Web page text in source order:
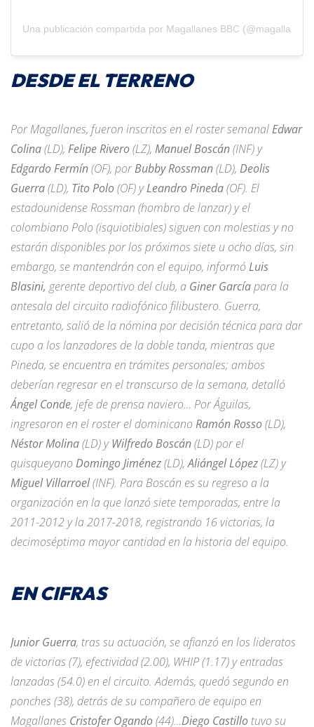
Una publicación compartida por Magallanes BBC
DESDE EL TERRENO
Por Magallanes, fueron inscritos en el roster semanalEdwar
Colina(LD), Felipe Rivero(LZ), Manuel Boscán(INF) y
Edgardo Fermín(OF), porBubby Rossman(LD), Deolis
Guerra(LD), Tito Polo(OF) yLeandro Pineda(OF). El
estadounidense Rossman (hombro de lanzar) y el
colombiano Polo (isquiotibiales) siguen con molestias y no
estarán disponibles por los próximos siete u ocho días, sin
embargo, se mantendrán con el equipo, informóLuis
Blasini,gerente deportivo del club, a Giner Garcíapara la
antesala del circuito radiofónico filibustero. Guerra,
entretanto, salió de la nómina por decisión técnica para dar
cupo a los lanzadores de la doble tanda, mientras que
Pineda, se encuentra en trámites personales; ambos
deberían regresar en el transcurso de la semana, detalló
Ángel Conde, jefe de prensa naviero… Por Águilas,
ingresaron en el roster el dominicanoRamón Rosso(LD),
Néstor Molina(LD) yWilfredo Boscán(LD) por el
quisqueyanoDomingo Jiménez(LD),Aliángel López(LZ) y
Miguel Villarroel(INF). Para Boscán es su regreso a la
organización en la que lanzó siete temporadas, entre la
2011-2012 y la 2017-2018, registrando 16 victorias, la
decimoséptima mayor cantidad en la historia del equipo.
EN CIFRAS
Junior Guerra, tras su actuación, se afianzó en los lideratos
de victorias (7), efectividad (2.00), WHIP (1.17) y entradas
lanzadas (54.0) en el circuito. Además, quedó segundo en
ponches (38), detrás de su compañero de equipo en
Magallanes Cristofer Ogando(44)…Diego Castillo tuvo su